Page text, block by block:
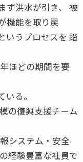
ず洪水が引き、 被
機能を取り戻
いうプロセスを 踏
ほどの期間を要
る。
の復興支援チーム
システム・安全
経験豊富な社員で